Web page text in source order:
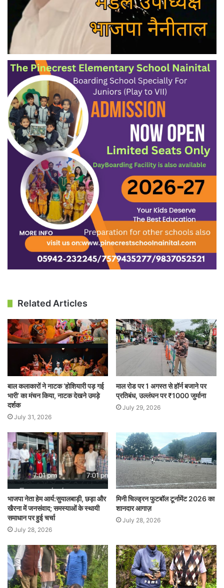
Related Articles
बाल कलाकारों ने नाटक ‘होशियारी पड़ गई
भारी’ का मंचन किया, नाटक देखने उमड़े
दर्शक
July 31, 2026
माल रोड पर 1 अगस्त से हॉर्न बजाने पर
प्रतिबंध, उल्लंघन पर ₹1000 जुर्माना
July 29, 2026
भाजपा नेता हेम आर्य:सुयालबाड़ी, छड़ा और
खैरना में जनसंवाद; समस्याओं के स्थायी
समाधान पर हुई चर्चा
July 28, 2026
मिनी चिल्ड्रन फुटबॉल टूर्नामेंट 2026 का
शानदार आगाज़
July 28, 2026